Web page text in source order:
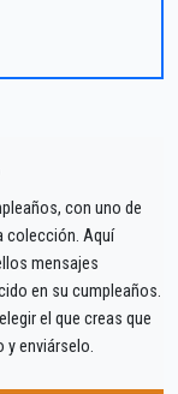
con uno de
colección. Aquí
mensajes
en su cumpleaños.
el que creas que
y enviárselo.